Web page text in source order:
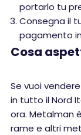
portarlo tu
Consegna il
pagamento
Cosa
Se vuoi
in tutto il Nord
ora. Metalman
rame e altri